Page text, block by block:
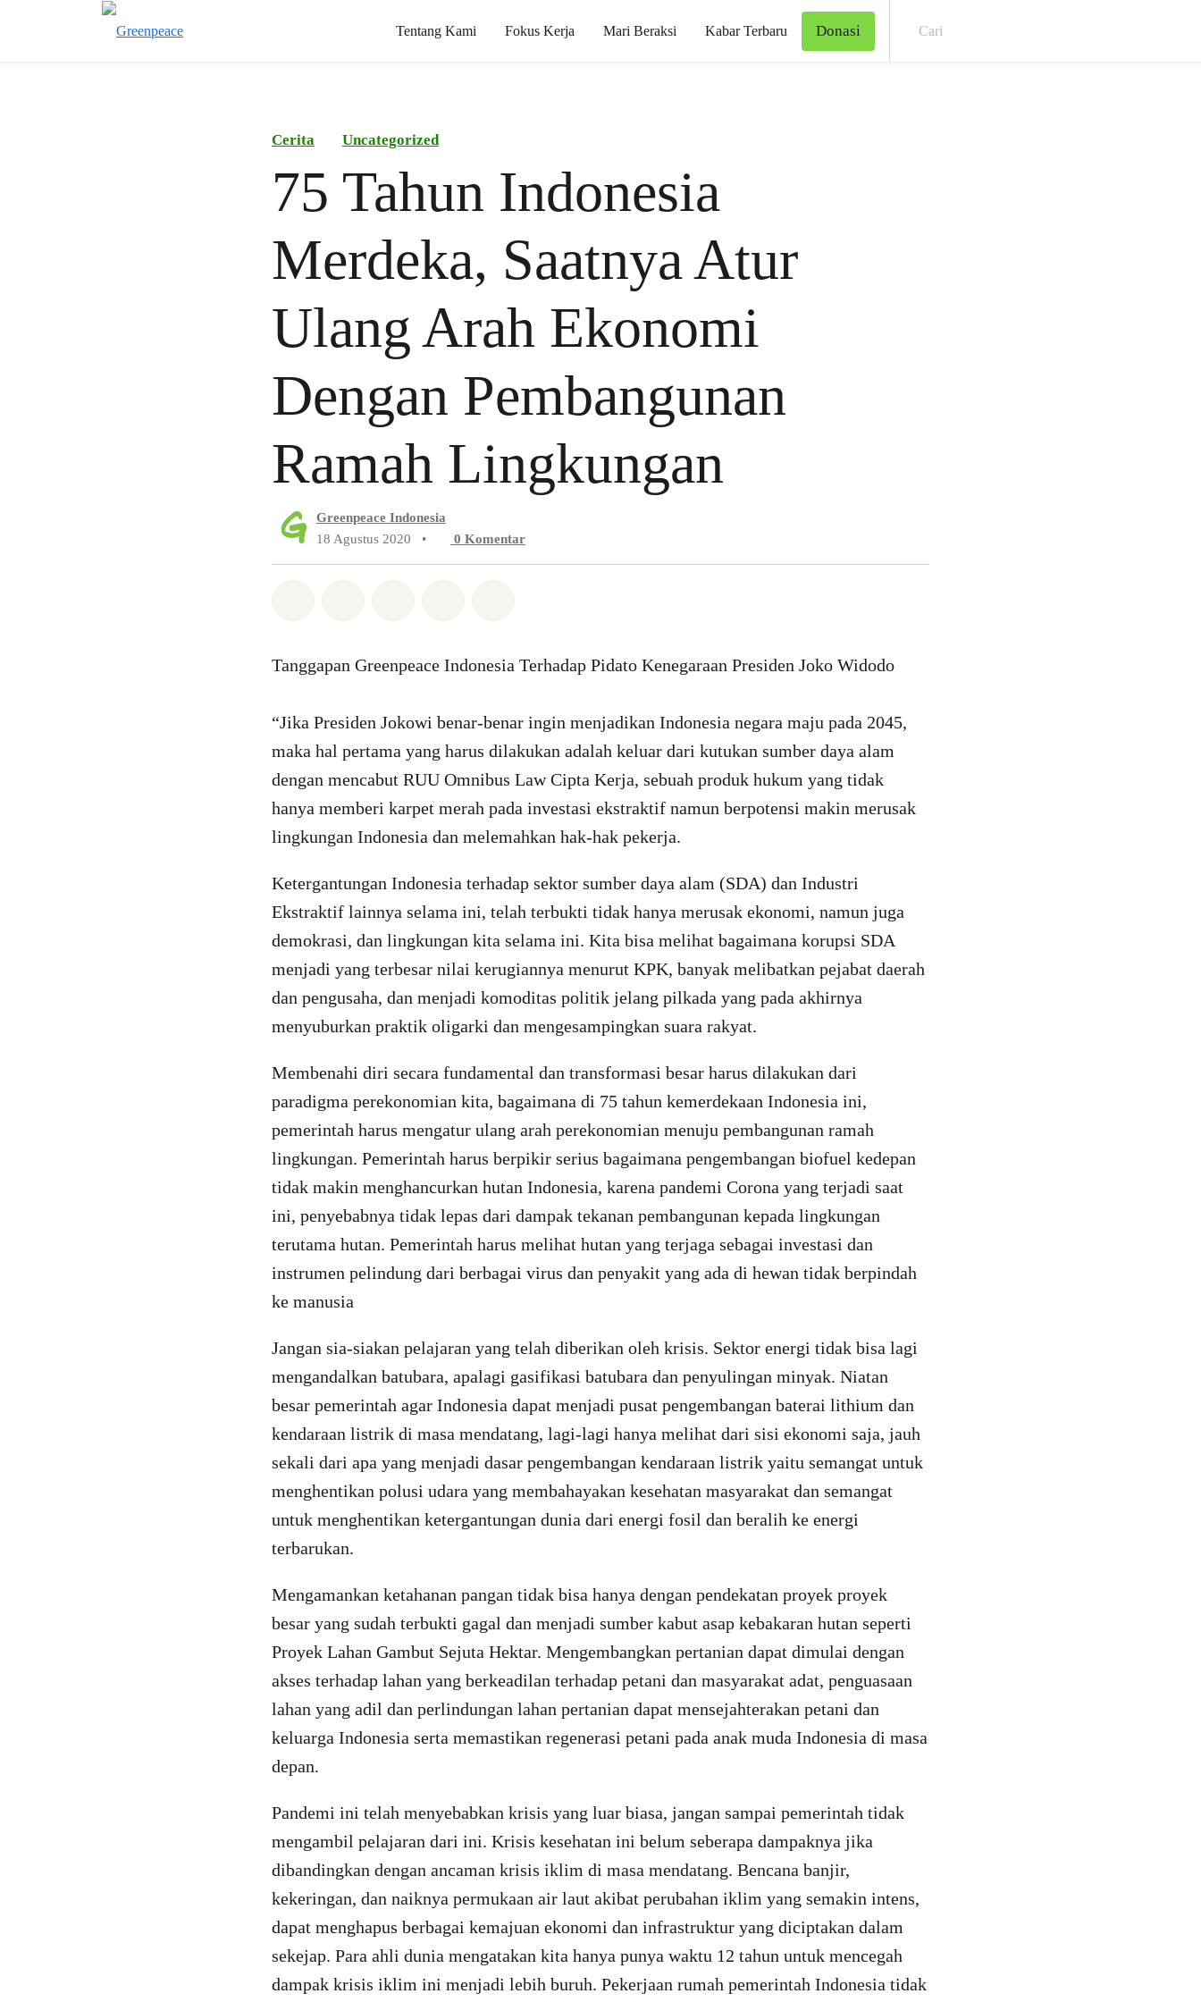
Tentang Kami Fokus Kerja Mari Beraksi Kabar Terbaru Donasi
Cerita Uncategorized
75 Tahun Indonesia
Merdeka, Saatnya Atur
Ulang Arah Ekonomi
Dengan Pembangunan
Ramah Lingkungan
Greenpeace Indonesia
18 Agustus 2020
• 0 Komentar
Tanggapan Greenpeace Indonesia Terhadap Pidato Kenegaraan Presiden Joko Widodo
“Jika Presiden Jokowi benar-benar ingin menjadikan Indonesia negara maju pada 2045,
maka hal pertama yang harus dilakukan adalah keluar dari kutukan sumber daya alam
dengan mencabut RUU Omnibus Law Cipta Kerja, sebuah produk hukum yang tidak
hanya memberi karpet merah pada investasi ekstraktif namun berpotensi makin merusak
lingkungan Indonesia dan melemahkan hak-hak pekerja.
Ketergantungan Indonesia terhadap sektor sumber daya alam (SDA) dan Industri
Ekstraktif lainnya selama ini, telah terbukti tidak hanya merusak ekonomi, namun juga
demokrasi, dan lingkungan kita selama ini. Kita bisa melihat bagaimana korupsi SDA
menjadi yang terbesar nilai kerugiannya menurut KPK, banyak melibatkan pejabat daerah
dan pengusaha, dan menjadi komoditas politik jelang pilkada yang pada akhirnya
menyuburkan praktik oligarki dan mengesampingkan suara rakyat.
Membenahi diri secara fundamental dan transformasi besar harus dilakukan dari
paradigma perekonomian kita, bagaimana di 75 tahun kemerdekaan Indonesia ini,
pemerintah harus mengatur ulang arah perekonomian menuju pembangunan ramah
lingkungan. Pemerintah harus berpikir serius bagaimana pengembangan biofuel kedepan
tidak makin menghancurkan hutan Indonesia, karena pandemi Corona yang terjadi saat
ini, penyebabnya tidak lepas dari dampak tekanan pembangunan kepada lingkungan
terutama hutan. Pemerintah harus melihat hutan yang terjaga sebagai investasi dan
instrumen pelindung dari berbagai virus dan penyakit yang ada di hewan tidak berpindah
ke manusia
Jangan sia-siakan pelajaran yang telah diberikan oleh krisis. Sektor energi tidak bisa lagi
mengandalkan batubara, apalagi gasifikasi batubara dan penyulingan minyak. Niatan
besar pemerintah agar Indonesia dapat menjadi pusat pengembangan baterai lithium dan
kendaraan listrik di masa mendatang, lagi-lagi hanya melihat dari sisi ekonomi saja, jauh
sekali dari apa yang menjadi dasar pengembangan kendaraan listrik yaitu semangat untuk
menghentikan polusi udara yang membahayakan kesehatan masyarakat dan semangat
untuk menghentikan ketergantungan dunia dari energi fosil dan beralih ke energi
terbarukan.
Mengamankan ketahanan pangan tidak bisa hanya dengan pendekatan proyek proyek
besar yang sudah terbukti gagal dan menjadi sumber kabut asap kebakaran hutan seperti
Proyek Lahan Gambut Sejuta Hektar. Mengembangkan pertanian dapat dimulai dengan
akses terhadap lahan yang berkeadilan terhadap petani dan masyarakat adat, penguasaan
lahan yang adil dan perlindungan lahan pertanian dapat mensejahterakan petani dan
keluarga Indonesia serta memastikan regenerasi petani pada anak muda Indonesia di masa
depan.
Pandemi ini telah menyebabkan krisis yang luar biasa, jangan sampai pemerintah tidak
mengambil pelajaran dari ini. Krisis kesehatan ini belum seberapa dampaknya jika
dibandingkan dengan ancaman krisis iklim di masa mendatang. Bencana banjir,
kekeringan, dan naiknya permukaan air laut akibat perubahan iklim yang semakin intens,
dapat menghapus berbagai kemajuan ekonomi dan infrastruktur yang diciptakan dalam
sekejap. Para ahli dunia mengatakan kita hanya punya waktu 12 tahun untuk mencegah
dampak krisis iklim ini menjadi lebih buruh. Pekerjaan rumah pemerintah Indonesia tidak